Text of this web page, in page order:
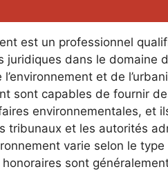
est un professionnel
dans le domaine
et de
sont capables de fournir
environnementales, et
tribunaux et les autorités
varie selon le
sont